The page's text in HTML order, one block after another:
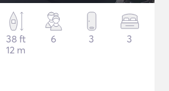
38 ft
12 m
6 3 3